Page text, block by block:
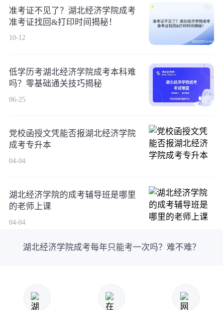
准考证不见了？湖北经济学院成考
准考证找回&打印时间揭秘！
10-12
低学历考湖北经济学院成考本科难
吗？零基础通关技巧揭秘
06-25
党校函授文凭能否报湖北经济学院
成考专升本
04-04
湖北经济学院的成考辅导班是哪里
的老师上课
04-04
湖北经济学院成考每年只能考一次吗？难不难？